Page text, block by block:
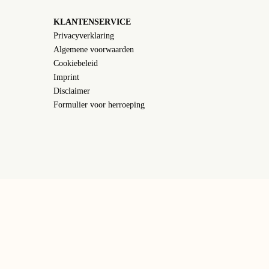
KLANTENSERVICE
Privacyverklaring
Algemene voorwaarden
Cookiebeleid
Imprint
Disclaimer
Formulier voor herroeping